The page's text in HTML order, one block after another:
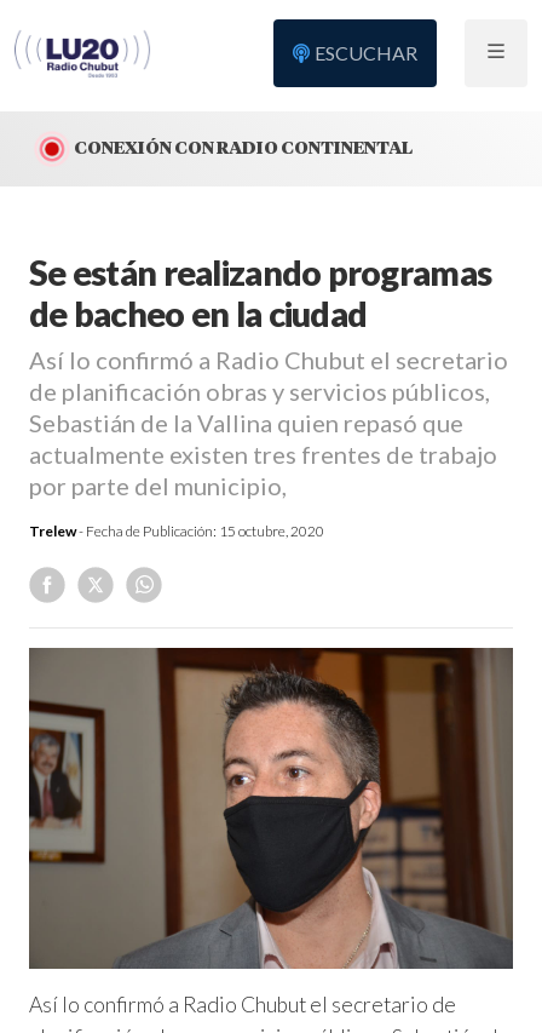
ESCUCHAR
CONEXIÓN CON RADIO CONTINENTAL
Se están realizando programas
de bacheo en la ciudad
Así lo confirmó a Radio Chubut el secretario
de planificación obras y servicios públicos,
Sebastián de la Vallina quien repasó que
actualmente existen tres frentes de trabajo
por parte del municipio,
Trelew- Fecha de Publicación: 15 octubre, 2020
Así lo confirmó a Radio Chubut el secretario de